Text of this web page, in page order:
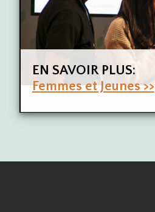
EN SAVOIR PLUS:
Femmes et Jeunes >>